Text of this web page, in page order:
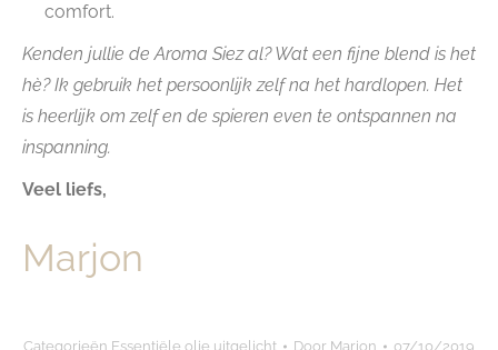
comfort.
Kenden jullie de Aroma Siez al? Wat een fijne blend is het
hè? Ik gebruik het persoonlijk zelf na het hardlopen. Het
is heerlijk om zelf en de spieren even te ontspannen na
inspanning.
Veel liefs,
Marjon
Categorieën Essentiële olie uitgelicht Door Marjon 07/10/2019